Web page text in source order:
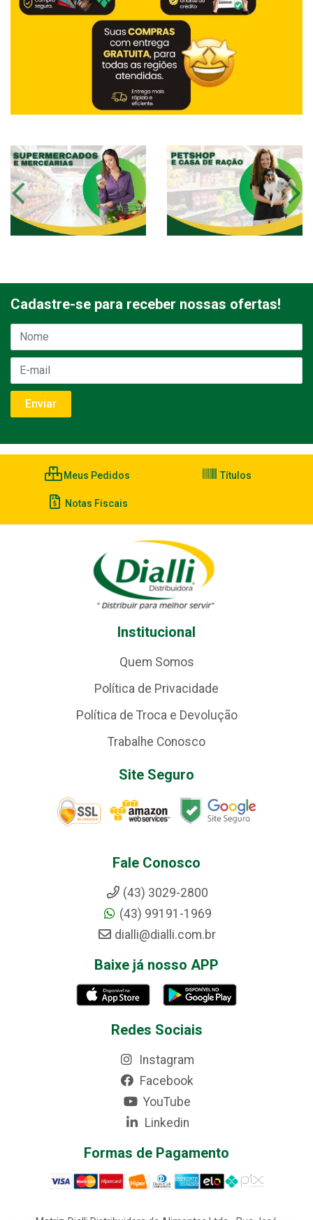
Cadastre-se para receber nossas ofertas!
Meus Pedidos Títulos
Notas Fiscais
Institucional
Quem Somos
Política de Privacidade
Política de Troca e Devolução
Trabalhe Conosco
Site Seguro
Fale Conosco
(43) 3029-2800
(43) 99191-1969
dialli@dialli.com.br
Baixe já nosso APP
Redes Sociais
Instagram
Facebook
YouTube
Linkedin
Formas de Pagamento